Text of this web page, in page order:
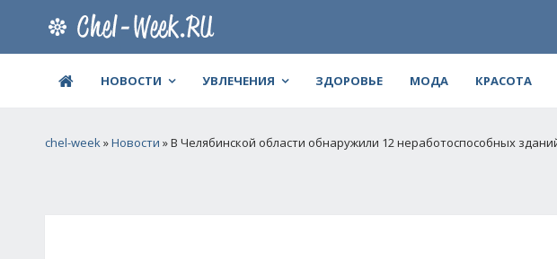
НОВОСТИ УВЛЕЧЕНИЯ ЗДОРОВЬЕ МОДА КРАСОТА
chel-week»Новости » В Челябинской области обнаружили 12 неработоспособных